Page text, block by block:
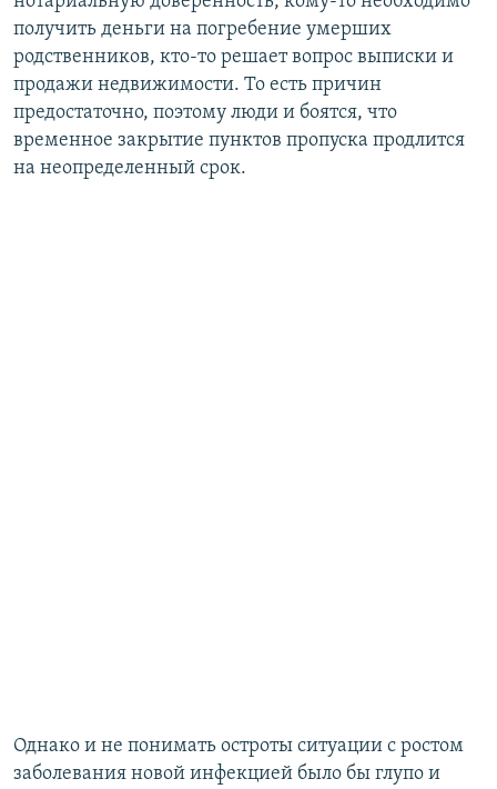
получить деньги на погребение умерших
родственников, кто-то решает вопрос выписки и
продажи недвижимости. То есть причин
предостаточно, поэтому люди и боятся, что
временное закрытие пунктов пропуска продлится
на неопределенный срок.
Однако и не понимать остроты ситуации с ростом
заболевания новой инфекцией было бы глупо и